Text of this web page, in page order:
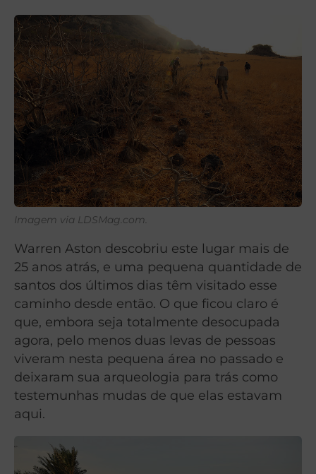
Imagem via LDSMag.com.
Warren Aston descobriu este lugar mais de
25 anos atrás, e uma pequena quantidade de
santos dos últimos dias têm visitado esse
caminho desde então. O que ficou claro é
que, embora seja totalmente desocupada
agora, pelo menos duas levas de pessoas
viveram nesta pequena área no passado e
deixaram sua arqueologia para trás como
testemunhas mudas de que elas estavam
aqui.